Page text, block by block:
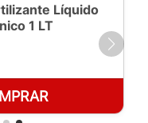
Líquido
1 LT